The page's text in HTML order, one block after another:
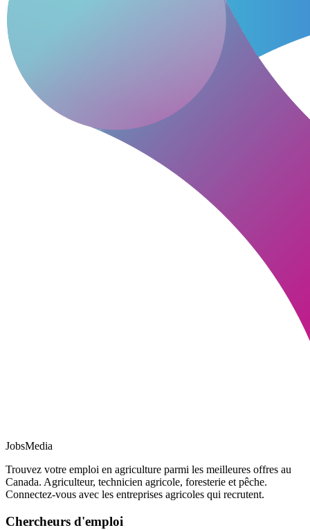
JobsMedia
Trouvez votre emploi en agriculture parmi les meilleures offres au
Canada. Agriculteur, technicien agricole, foresterie et pêche.
Connectez-vous avec les entreprises agricoles qui recrutent.
Chercheurs d'emploi